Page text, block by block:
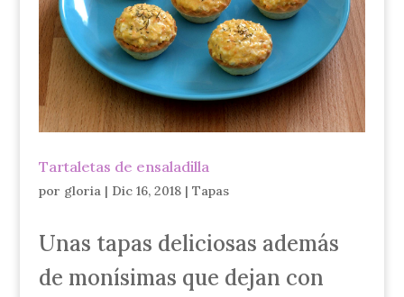
Tartaletas de ensaladilla
por gloria| Dic 16, 2018| Tapas
Unas tapas deliciosas además
de monísimas que dejan con